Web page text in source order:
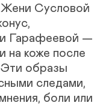
Жени Сусловой
Гарафеевой —
на коже после
Эти образы
следами,
боли или